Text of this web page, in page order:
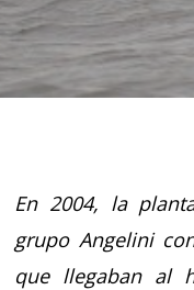
En 2004, la
grupo Angelini
que llegaban al